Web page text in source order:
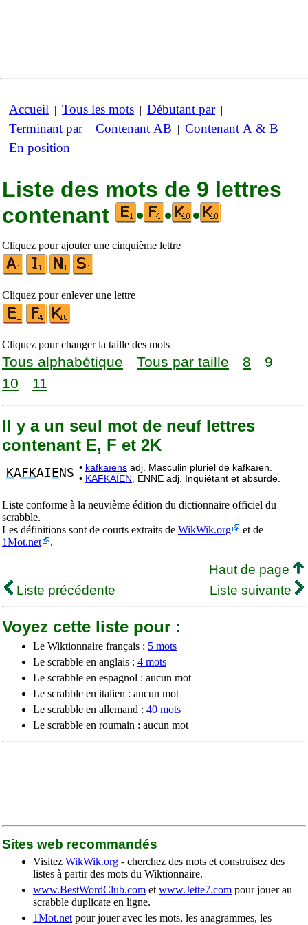
Accueil | Tous les mots | Débutant par|
Terminant par| Contenant AB | Contenant A & B |
En position
Liste des mots de 9 lettres
contenant
• • •
Cliquez pour ajouter une cinquième lettre
Cliquez pour enlever une lettre
Cliquez pour changer la taille des mots
Tous alphabétique Tous par taille 8
9
10
11
Il y a un seul mot de neuf lettres
contenant E, F et 2K
KAFKAI E NS • kafkaïens adj. Masculin pluriel de kafkaïen.
• KAFKAÏEN, ENNE adj. Inquiétant et absurde.
Liste conforme à la neuvième édition du dictionnaire officiel du
scrabble.
Les définitions sont de courts extraits de WikWik.org
et de
1Mot.net
.
Haut de page
Liste précédente
Liste suivante
Voyez cette liste pour :
Le Wiktionnaire français : 5 mots
Le scrabble en anglais : 4 mots
Le scrabble en espagnol : aucun mot
Le scrabble en italien : aucun mot
Le scrabble en allemand : 40 mots
Le scrabble en roumain : aucun mot
Sites web recommandés
Visitez WikWik.org - cherchez des mots et construisez des
listes à partir des mots du Wiktionnaire.
www.BestWordClub.com et www.Jette7.com pour jouer au
scrabble duplicate en ligne.
1Mot.net pour jouer avec les mots, les anagrammes, les